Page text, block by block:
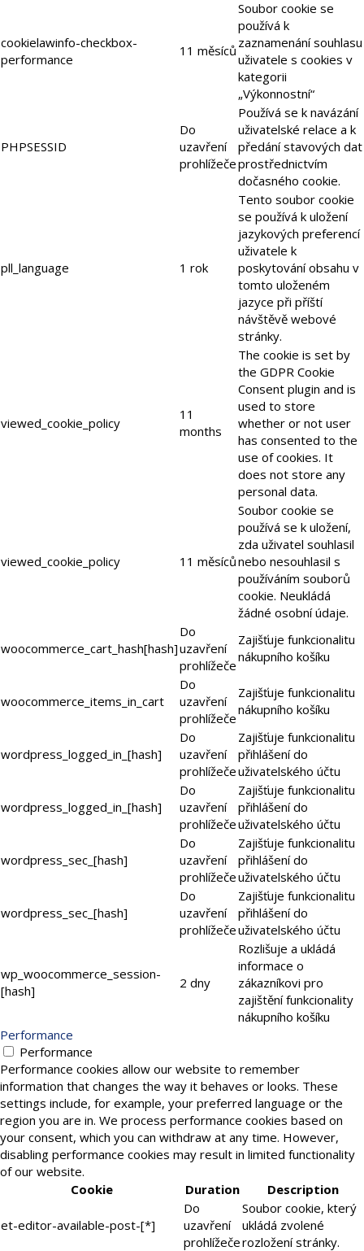
cookielawinfo-checkbox-
performance
11 měsíců
Soubor cookie se
používá k
zaznamenání souhlasu
uživatele s cookies v
kategorii
„Výkonnostní“
PHPSESSID
Do
uzavření
prohlížeče
Používá se k navázání
uživatelské relace a k
předání stavových dat
prostřednictvím
dočasného cookie.
pll_language 1 rok
Tento soubor cookie
se používá k uložení
jazykových preferencí
uživatele k
poskytování obsahu v
tomto uloženém
jazyce při příští
návštěvě webové
stránky.
viewed_cookie_policy
11
months
The cookie is set by
the GDPR Cookie
Consent plugin and is
used to store
whether or not user
has consented to the
use of cookies. It
does not store any
personal data.
viewed_cookie_policy 11 měsíců
Soubor cookie se
používá se k uložení,
zda uživatel souhlasil
nebo nesouhlasil s
používáním souborů
cookie. Neukládá
žádné osobní údaje.
woocommerce_cart_hash[hash]
Do
uzavření
prohlížeče
Zajišťuje funkcionalitu
nákupního košíku
woocommerce_items_in_cart
Do
uzavření
prohlížeče
Zajišťuje funkcionalitu
nákupního košíku
wordpress_logged_in_[hash]
Do
uzavření
prohlížeče
Zajišťuje funkcionalitu
přihlášení do
uživatelského účtu
wordpress_logged_in_[hash]
Do
uzavření
prohlížeče
Zajišťuje funkcionalitu
přihlášení do
uživatelského účtu
wordpress_sec_[hash]
Do
uzavření
prohlížeče
Zajišťuje funkcionalitu
přihlášení do
uživatelského účtu
wordpress_sec_[hash]
Do
uzavření
prohlížeče
Zajišťuje funkcionalitu
přihlášení do
uživatelského účtu
wp_woocommerce_session-
[hash]
2 dny
Rozlišuje a ukládá
informace o
zákazníkovi pro
zajištění funkcionality
nákupního košíku
Performance
Performance
Performance cookies allow our website to remember
information that changes the way it behaves or looks. These
settings include, for example, your preferred language or the
region you are in. We process performance cookies based on
your consent, which you can withdraw at any time. However,
disabling performance cookies may result in limited functionality
of our website.
Cookie
Duration Description
et-editor-available-post-[*]
Do
uzavření
prohlížeče
Soubor cookie, který
ukládá zvolené
rozložení stránky.